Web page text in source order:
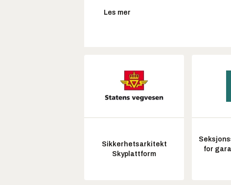
Les mer
Sikkerhetsarkitekt
Skyplattform
for